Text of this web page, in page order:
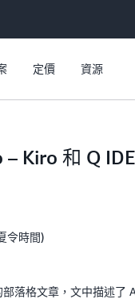
定價 資源
Kiro 和 Q
令時間)
落格文章，文中描述了